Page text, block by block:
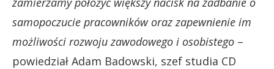
samopoczucie pracowników oraz zapewnienie im
możliwości rozwoju zawodowego i osobistego –
powiedział Adam Badowski, szef studia CD